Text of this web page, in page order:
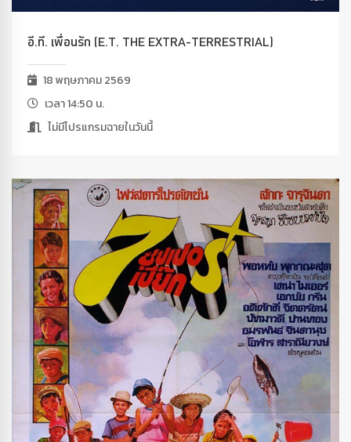
อี.ที. เพื่อนรัก (E.T. THE EXTRA-TERRESTRIAL)
18 พฤษภาคม 2569
เวลา 14:50 น.
ไม่มีโปรแกรมฉายในวันนี้